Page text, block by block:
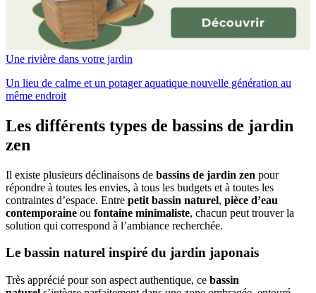
Une rivière dans votre jardin
Un lieu de calme et un potager aquatique nouvelle génération au
même endroit
Les différents types de bassins de jardin
zen
Il existe plusieurs déclinaisons de bassins de jardin zen pour
répondre à toutes les envies, à tous les budgets et à toutes les
contraintes d’espace. Entre petit bassin naturel, pièce d’eau
contemporaine ou fontaine minimaliste, chacun peut trouver la
solution qui correspond à l’ambiance recherchée.
Le bassin naturel inspiré du jardin japonais
Très apprécié pour son aspect authentique, ce bassin